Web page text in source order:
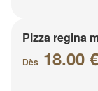
Pizza regina
Dès 18.00 €